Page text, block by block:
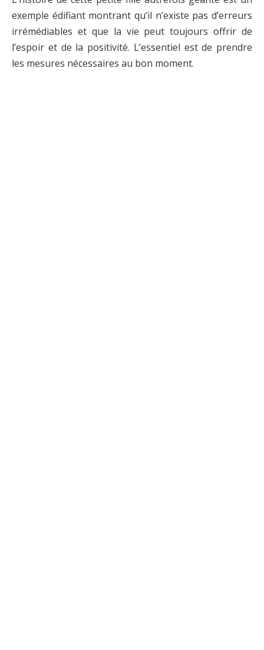
exemple édifiant montrant qu’il n’existe pas d’erreurs
irrémédiables et que la vie peut toujours offrir de
l’espoir et de la positivité. L’essentiel est de prendre
les mesures nécessaires au bon moment.